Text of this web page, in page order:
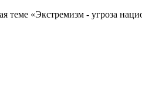
«Экстремизм - угроза